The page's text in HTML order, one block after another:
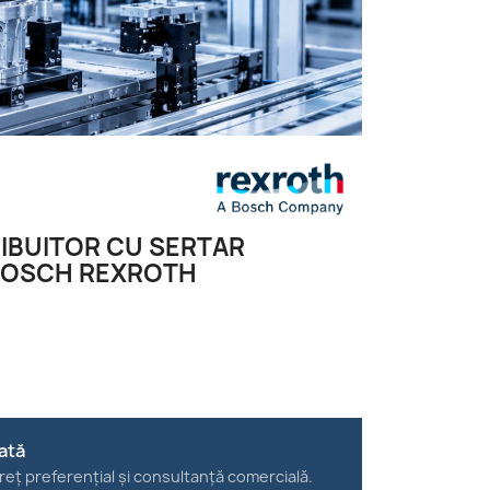
CU SERTAR
REXROTH
preferențial și consultanță comercială.